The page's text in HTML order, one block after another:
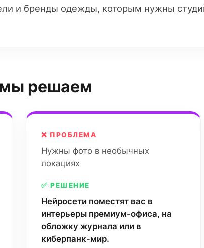
и бренды одежды, которым нужны
мы решаем
❌ ПРОБЛЕМА
Нужны фото в необычных
локациях
✅ РЕШЕНИЕ
Нейросети поместят вас в
интерьеры премиум-офиса, на
обложку журнала или в
киберпанк-мир.